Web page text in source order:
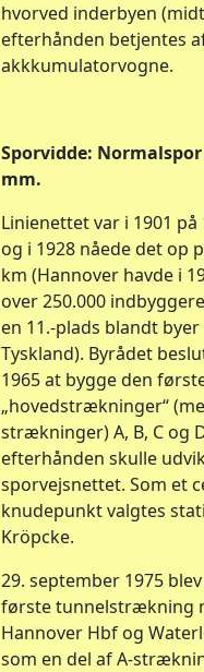
hvorved inderbyen
efterhånden betjentes
akkkumulatorvogne.
Sporvidde: Normalspor
mm.
Linienettet var i 1901 på
og i 1928 nåede det op
km (Hannover havde i
over 250.000
en 11.-plads blandt byer
Tyskland). Byrådet
1965 at bygge den
„hovedstrækninger“
strækninger) A, B, C og
efterhånden skulle
sporvejsnettet. Som et
knudepunkt valgtes
Kröpcke.
29. september 1975
første tunnelstrækning
Hannover Hbf og
som en del af A-